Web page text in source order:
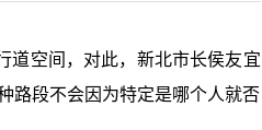
道空间，对此，新北市长侯友宜
路段不会因为特定是哪个人就否